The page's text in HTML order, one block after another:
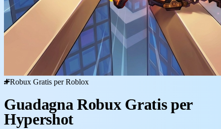
Robux Gratis per Roblox
Guadagna Robux Gratis per
Hypershot